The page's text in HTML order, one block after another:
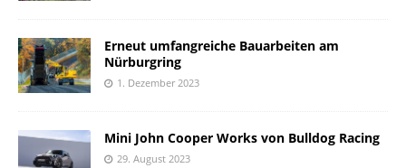
Erneut umfangreiche Bauarbeiten am
Nürburgring
1. Dezember 2023
Mini John Cooper Works von Bulldog Racing
29. August 2023